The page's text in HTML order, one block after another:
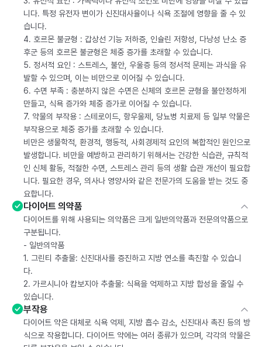
니다. 특정 유전자 변이가 신진대사율이나 식욕 조절에 영향을 줄 수 있
습니다.
4. 호르몬 불균형 : 갑상선 기능 저하증, 인슐린 저항성, 다낭성 난소 증
후군 등의 호르몬 불균형은 체중 증가를 초래할 수 있습니다.
5. 정서적 요인 : 스트레스, 불안, 우울증 등의 정서적 문제는 과식을 유
발할 수 있으며, 이는 비만으로 이어질 수 있습니다.
6. 수면 부족 : 충분하지 않은 수면은 신체의 호르몬 균형을 불안정하게
만들고, 식욕 증가와 체중 증가로 이어질 수 있습니다.
7. 약물의 부작용 : 스테로이드, 항우울제, 당뇨병 치료제 등 일부 약물은
부작용으로 체중 증가를 초래할 수 있습니다.
비만은 생물학적, 환경적, 행동적, 사회경제적 요인의 복합적인 원인으로
발생합니다. 비만을 예방하고 관리하기 위해서는 건강한 식습관, 규칙적
인 신체 활동, 적절한 수면, 스트레스 관리 등의 생활 습관 개선이 필요합
니다. 필요한 경우, 의사나 영양사와 같은 전문가의 도움을 받는 것도 중
요합니다.
다이어트 의약품
다이어트를 위해 사용되는 의약품은 크게 일반의약품과 전문의약품으로
구분됩니다.
- 일반의약품
1. 그린티 추출물: 신진대사를 증진하고 지방 연소를 촉진할 수 있습니
다.
2. 가르시니아 캄보지아 추출물: 식욕을 억제하고 지방 합성을 줄일 수
있습니다.
부작용
다이어트 약은 대체로 식욕 억제, 지방 흡수 감소, 신진대사 촉진 등의 방
식으로 작용합니다. 다이어트 약에는 여러 종류가 있으며, 각각의 약물은